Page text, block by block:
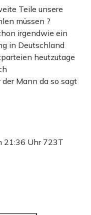
Teile unsere
müssen ?
irgendwie ein
in Deutschland
heutzutage
Mann da so sagt
21:36 Uhr 723T